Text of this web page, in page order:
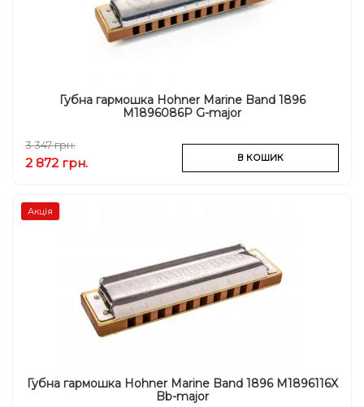
Губна гармошка Hohner Marine Band 1896
M1896086P G-major
3 347 грн.
2 872 грн. В КОШИК
Акція
Губна гармошка Hohner Marine Band 1896 M1896116X
Bb-major